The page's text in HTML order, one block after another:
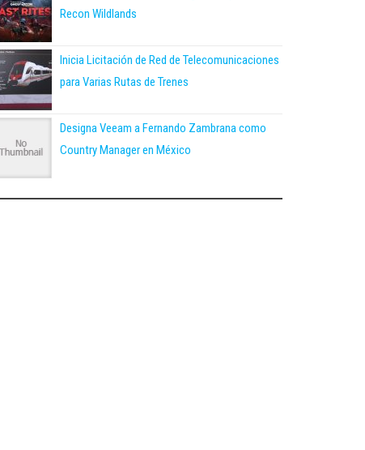
Recon Wildlands
Inicia Licitación de Red de Telecomunicaciones
para Varias Rutas de Trenes
Designa Veeam a Fernando Zambrana como
Country Manager en México